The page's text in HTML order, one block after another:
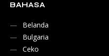
BAHASA
Belanda
Bulgaria
Ceko